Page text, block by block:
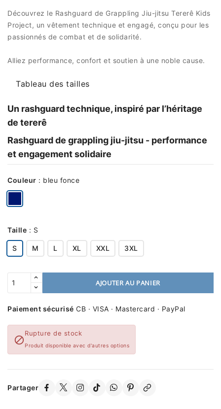
Découvrez le Rashguard de Grappling Jiu-jitsu Tererê Kids
Project, un vêtement technique et engagé, conçu pour les
passionnés de combat et de solidarité.
Alliez performance, confort et soutien à une noble cause.
Tableau des tailles
Un rashguard technique, inspiré par l’héritage
de tererê
Rashguard de grappling jiu-jitsu - performance
et engagement solidaire
Couleur : bleu fonce
Taille : S
S M L XL XXL 3XL
AJOUTER AU PANIER
Paiement sécurisé CB · VISA · Mastercard · PayPal

Rupture de stock
Produit disponible avec d'autres options
Partager